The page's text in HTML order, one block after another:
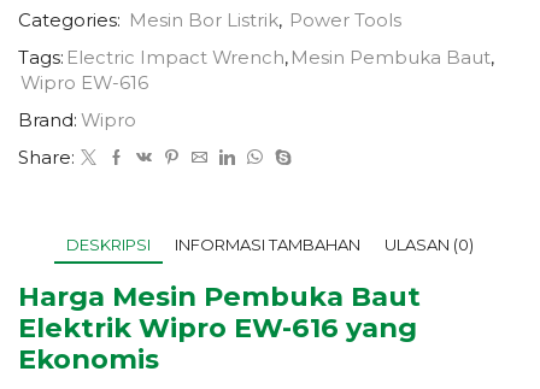
Categories: Mesin Bor Listrik, Power Tools
Tags: Electric Impact Wrench, Mesin Pembuka Baut,
Wipro EW-616
Brand: Wipro
Share:
DESKRIPSI INFORMASI TAMBAHAN ULASAN (0)
Harga Mesin Pembuka Baut
Elektrik Wipro EW-616 yang
Ekonomis